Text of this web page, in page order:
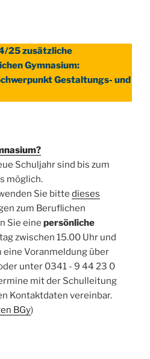
25 zusätzliche
Gymnasium:
Gestaltungs- und
Schuljahr sind bis zum
möglich.
Sie bitte dieses
zum Beruflichen
Sie eine persönliche
zwischen 15.00 Uhr und
eine Voranmeldung über
unter 0341 - 9 44 23 0
mit der Schulleitung
Kontaktdaten vereinbar.
BGy)